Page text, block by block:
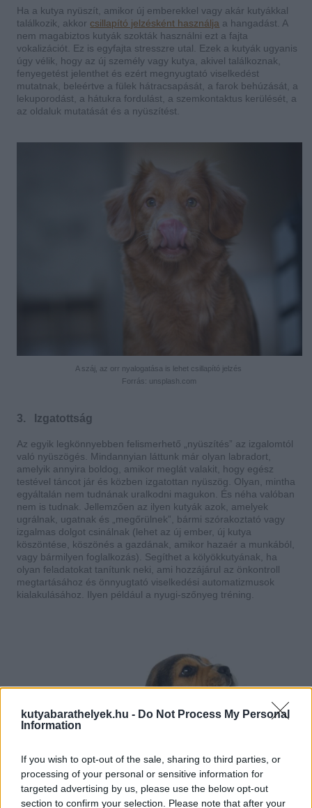
kutyabarathelyek.hu - Do Not Process My Personal
Information
If you wish to opt-out of the sale, sharing to third parties, or
processing of your personal or sensitive information for
targeted advertising by us, please use the below opt-out
section to confirm your selection. Please note that after your
Ha a kutya nyüszít, amikor új emberekkel vagy akár kutyákkal
találkozik, akkor csillapító jelzésként használja a hangadást. A
nem magabiztos kutyák szokták használni ezt a fajta
vokalizációt. Ez is egyfajta stresszre utal. Ezek a kutyák ugyanis
úgy vélik, hogy az új személy vagy kutya, akivel találkoznak,
fenyegetést jelenthet és ezért megnyugtató viselkedést
mutatnak, beleértve a fülek hátracsapását, a farok behúzását, a
lekuporodást, a hátukra fordulást, a szemkontaktus kerülését, a
az oldaluk mutatását és a nyüszítést.
A száj, az orr nyalogatása is lehet csillapító jelzés
Forrás: unsplash.com
3. Izgatottság
Az egyik legkönnyebben felismerhető „nyüszítés” az izgalomtól
való nyüszögés. Mindannyian láttunk már olyan labradort,
amelyik annyira boldog, amikor meglát valakit, hogy egész
testével táncot jár és közben izgatottan nyüszög. Olyan, mintha
egyáltalán nem tudnának uralkodni magukon. És néha valóban
nem is tudnak. Jellemzően az ilyen kutyák azok, amelyek
ugrálnak, ugatnak és „megőrülnek”, bármi szórakoztató vagy
izgalmas dolgot csinálnak (lehet az új ember, új kutya
köszöntése, köszönés a gazdának, amikor hazaér a munkából,
vagy bármilyen foglalkozás). Segíthet a kölyökkutyának, ha
olyan feladatokat tanítunk neki, ami hozzájárul az önkontroll
megtartásához és önnyugtató viselkedési automatizmusok
kialakulásához. Ilyen például a nyugi-szőnyeg tréning.